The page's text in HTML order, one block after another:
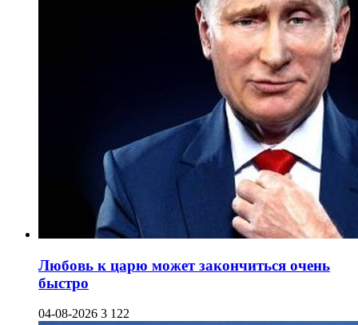
Любовь к царю может закончиться очень
быстро
04-08-2026 3 122